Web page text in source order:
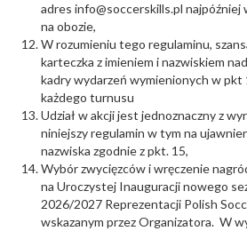
adres info@soccerskills.pl najpóźniej
na obozie,
W rozumieniu tego regulaminu,
karteczka z imieniem i nazwiskiem
kadry wydarzeń wymienionych w pkt
każdego turnusu
Udział w akcji jest jednoznaczny z
niniejszy regulamin w tym na
nazwiska zgodnie z pkt. 15,
Wybór zwycięzców i wręczenie
na Uroczystej Inauguracji nowego
2026/2027 Reprezentacji Polish
wskazanym przez Organizatora. W